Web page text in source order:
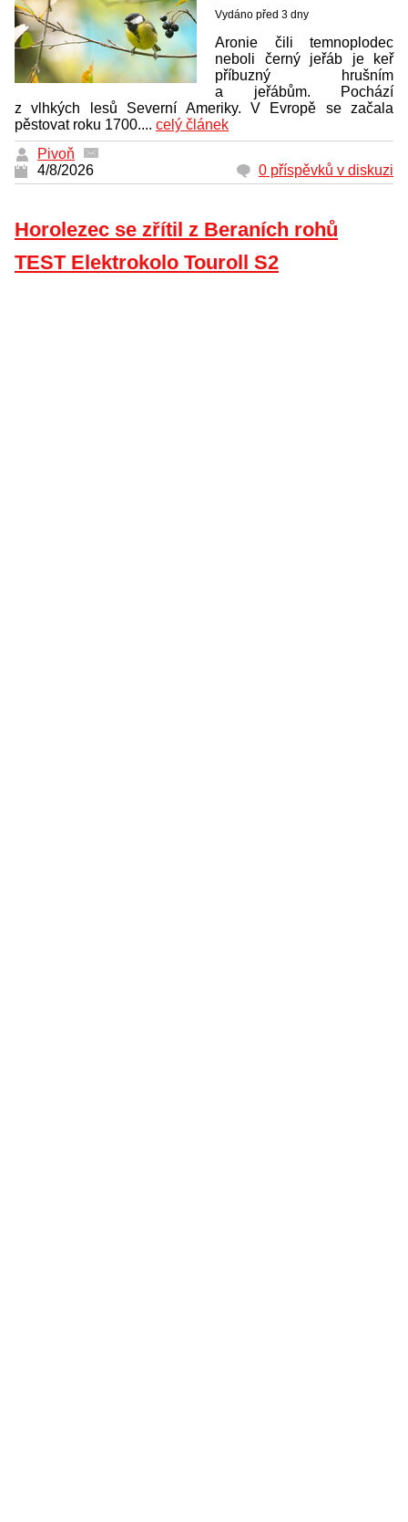
Vydáno před 3 dny
Aronie čili temnoplodec
neboli černý jeřáb je keř
příbuzný hrušním
a jeřábům. Pochází
z vlhkých lesů Severní Ameriky. V Evropě se začala
pěstovat roku 1700.... celý článek
Pivoň
4/8/2026
0 příspěvků v diskuzi
Horolezec se zřítil z Beraních rohů
TEST Elektrokolo Touroll S2